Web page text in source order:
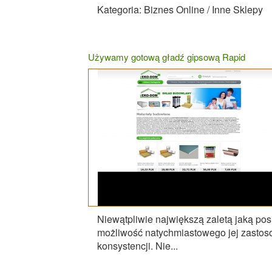
Kategoria: Biznes Online / Inne Sklepy
Używamy gotową gładź gipsową Rapid
Niewątpliwie największą zaletą jaką
możliwość natychmiastowego jej
konsystencji. Nie...